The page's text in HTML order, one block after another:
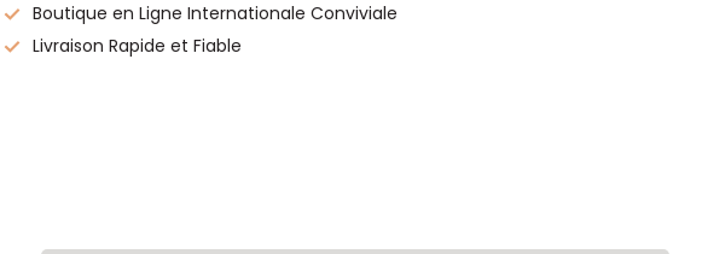
Boutique en Ligne Internationale Conviviale
Livraison Rapide et Fiable